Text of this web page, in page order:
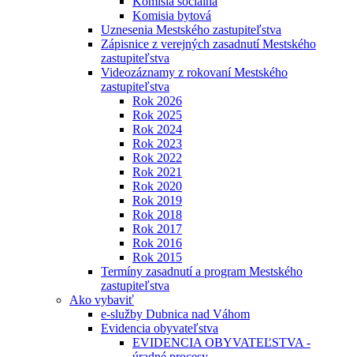
Komisia bytová
Uznesenia Mestského zastupiteľstva
Zápisnice z verejných zasadnutí Mestského
zastupiteľstva
Videozáznamy z rokovaní Mestského
zastupiteľstva
Rok 2026
Rok 2025
Rok 2024
Rok 2023
Rok 2022
Rok 2021
Rok 2020
Rok 2019
Rok 2018
Rok 2017
Rok 2016
Rok 2015
Termíny zasadnutí a program Mestského
zastupiteľstva
Ako vybaviť
e-služby Dubnica nad Váhom
Evidencia obyvateľstva
EVIDENCIA OBYVATEĽSTVA -